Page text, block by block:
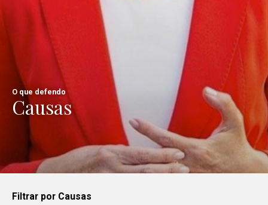
O que defendo
Causas
Filtrar por Causas